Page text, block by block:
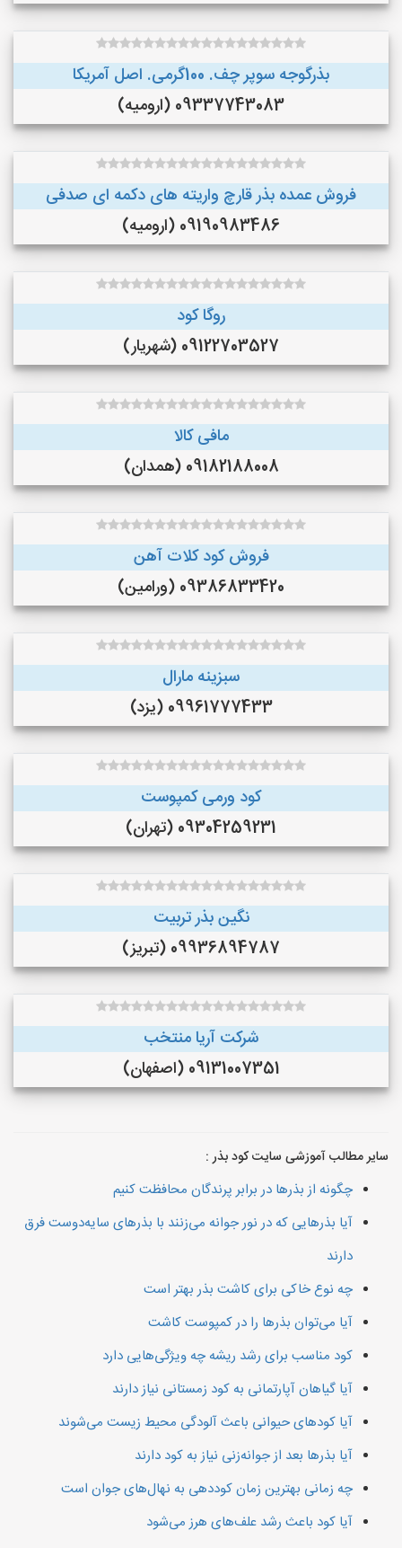
بذرگوجه‌ سوپر چف. 100گرمی. اصل آمریکا
09337743083 (ارومیه)
فروش عمده بذر قارچ واریته های دکمه ای صدفی
09190983486 (ارومیه)
روگا کود
09122703527 (شهریار)
مافی کالا
09182188008 (همدان)
فروش کود کلات آهن
09386833420 (ورامین)
سبزینه مارال
09961777433 (یزد)
کود ورمی کمپوست
09304259231 (تهران)
نگین بذر تربیت
09936894787 (تبریز)
شرکت آریا منتخب
09131007351 (اصفهان)
سایر مطالب آموزشی سایت کود بذر :
چگونه از بذرها در برابر پرندگان محافظت کنیم
آیا بذرهایی که در نور جوانه می‌زنند با بذرهای سایه‌دوست فرق
دارند
چه نوع خاکی برای کاشت بذر بهتر است
آیا می‌توان بذرها را در کمپوست کاشت
کود مناسب برای رشد ریشه چه ویژگی‌هایی دارد
آیا گیاهان آپارتمانی به کود زمستانی نیاز دارند
آیا کودهای حیوانی باعث آلودگی محیط زیست می‌شوند
آیا بذرها بعد از جوانه‌زنی نیاز به کود دارند
چه زمانی بهترین زمان کوددهی به نهال‌های جوان است
آیا کود باعث رشد علف‌های هرز می‌شود